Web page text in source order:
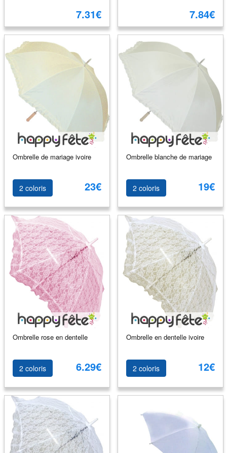
7.31€ 7.84€
Ombrelle de mariage ivoire
2 coloris 23€
Ombrelle blanche de mariage
2 coloris 19€
Ombrelle rose en dentelle
2 coloris 6.29€
Ombrelle en dentelle ivoire
2 coloris 12€